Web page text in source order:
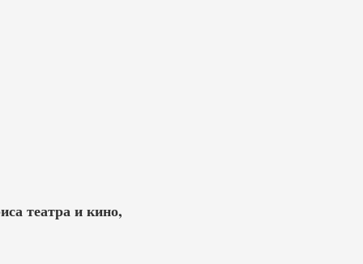
театра и кино,